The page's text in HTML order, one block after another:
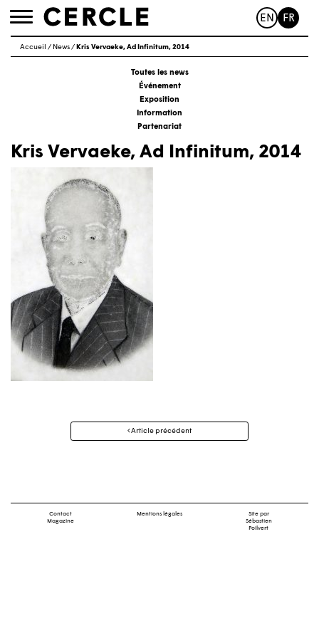
Toggle
EN FR
Accueil / News/ Kris Vervaeke, Ad Infinitum, 2014
Toutes les news
Événement
Exposition
Information
Partenariat
Kris Vervaeke, Ad Infinitum, 2014
Navigation
Article précédent
Contact
Magazine
Mentions légales
Site par
Sébastien
Poilvert